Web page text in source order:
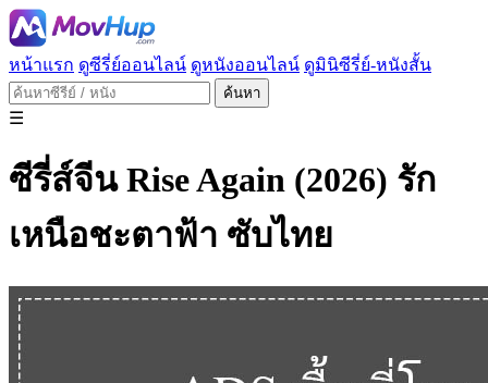
หน้าแรก ดูซีรี่ย์ออนไลน์ ดูหนังออนไลน์ ดูมินิซีรี่ย์-หนังสั้น
ค้นหา
☰
ซีรี่ส์จีน Rise Again (2026) รัก
เหนือชะตาฟ้า ซับไทย